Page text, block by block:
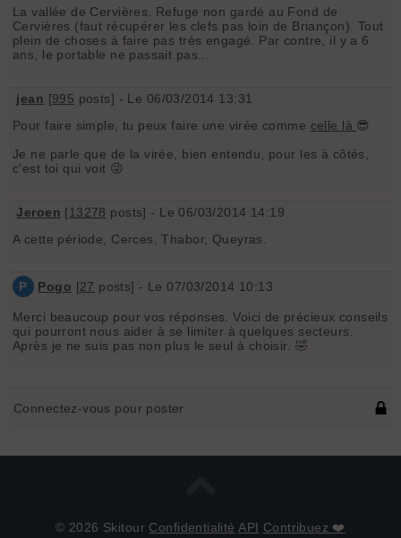
La vallée de Cervières. Refuge non gardé au Fond de
Cervières (faut récupérer les clefs pas loin de Briançon). Tout
plein de choses à faire pas très engagé. Par contre, il y a 6
ans, le portable ne passait pas...
jean [995 posts] - Le 06/03/2014 13:31
Pour faire simple, tu peux faire une virée comme celle là 😎
Je ne parle que de la virée, bien entendu, pour les à côtés,
c'est toi qui voit 😜
Jeroen [13278 posts] - Le 06/03/2014 14:19
A cette période, Cerces, Thabor, Queyras.
P Pogo [27 posts] - Le 07/03/2014 10:13
Merci beaucoup pour vos réponses. Voici de précieux conseils
qui pourront nous aider à se limiter à quelques secteurs.
Après je ne suis pas non plus le seul à choisir. 🤣
Connectez-vous pour poster
© 2026 Skitour Confidentialité API Contribuez ❤️